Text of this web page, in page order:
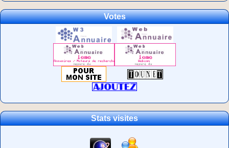
Votes
Stats visites